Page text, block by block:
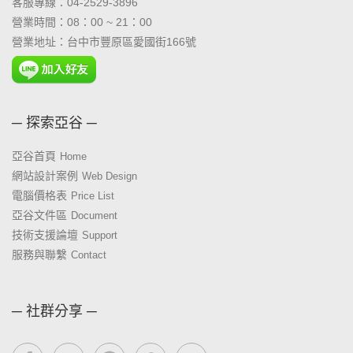
營業時間：08：00 ~ 21：00
營業地址：台中市豐原區愛國街166號
─ 探索亞谷 ─
亞谷首頁 Home
網站設計案例 Web Design
電腦價格表 Price List
亞谷文件區 Document
技術支援論壇 Support
服務與聯繫 Contact
─ 社群分享 ─